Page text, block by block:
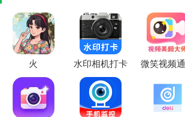
火
鱼.NanoBanana
最新手机版
水印相机打卡
拍免费(影像
记录工具)
微笑视频
频美颜修图
件)